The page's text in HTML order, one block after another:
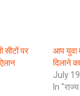
सीटों पर
आप युवा
दिलाने
July
In